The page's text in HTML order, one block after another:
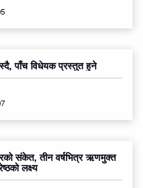
पाँच विधेयक प्रस्तुत हुने
संकेत, तीन वर्षभित्र ऋणमुक्त
लक्ष्य